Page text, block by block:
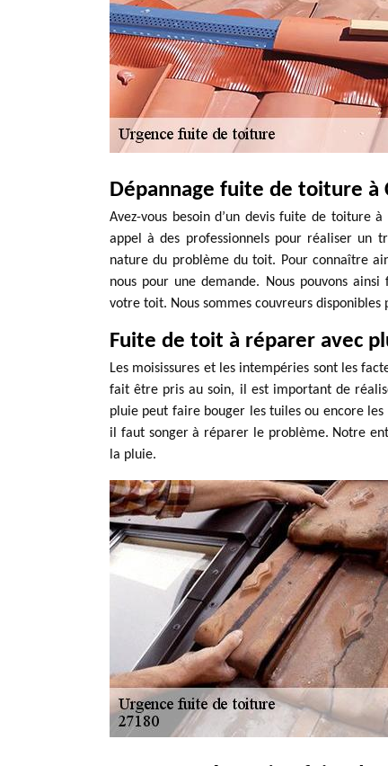
Dépannage fuite de toiture à
Avez-vous besoin d’un devis fuite de toiture
appel à des professionnels pour réaliser
nature du problème du toit. Pour connaître
nous pour une demande. Nous pouvons
votre toit. Nous sommes couvreurs disponibles
Fuite de toit à réparer avec
Les moisissures et les intempéries sont les
fait être pris au soin, il est important de
pluie peut faire bouger les tuiles ou encore
il faut songer à réparer le problème. Notre
la pluie.